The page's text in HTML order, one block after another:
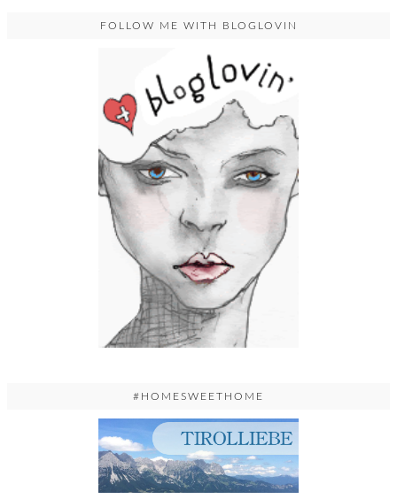
FOLLOW ME WITH BLOGLOVIN
#HOMESWEETHOME